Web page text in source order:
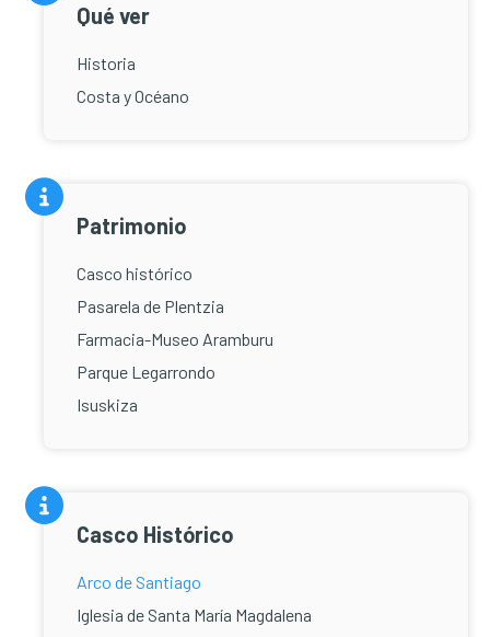
Qué ver
Historia
Costa y Océano
Patrimonio
Casco histórico
Pasarela de Plentzia
Farmacia-Museo Aramburu
Parque Legarrondo
Isuskiza
Casco Histórico
Arco de Santiago
Iglesia de Santa María Magdalena